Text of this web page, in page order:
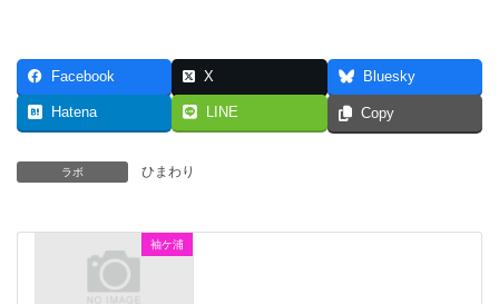
Facebook X Bluesky
Hatena LINE Copy
ラボ ひまわり
袖ケ浦